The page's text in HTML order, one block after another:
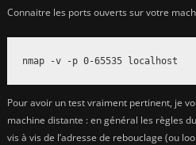
Connaitre les ports ouverts sur votre
nmap -v -p 0-65535 localhost
Pour avoir un test vraiment pertinent, je
machine distante : en général les règles
vis à vis de l’adresse de rebouclage (ou